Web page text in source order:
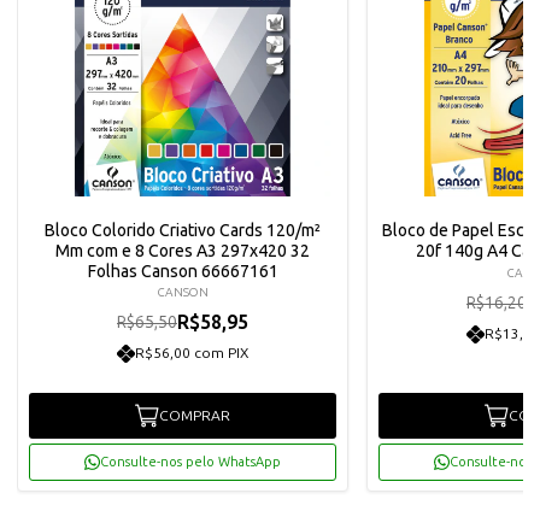
Bloco Colorido Criativo Cards 120/m²
Mm com e 8 Cores A3 297x420 32
Folhas Canson 66667161
CANSON
R$65,50R$58,95
R$56,00 com PIX
COMPRAR
Consulte-nos pelo WhatsApp
Bloco de Papel
20f 140g A4
R$16,20
Consulte-nos